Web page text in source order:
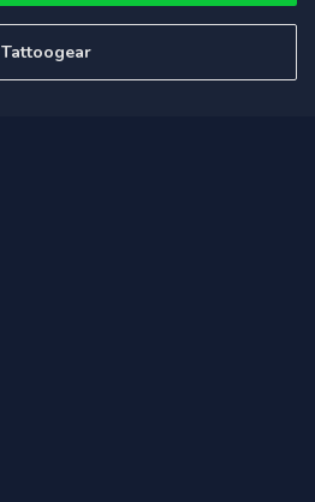
Tattoogear